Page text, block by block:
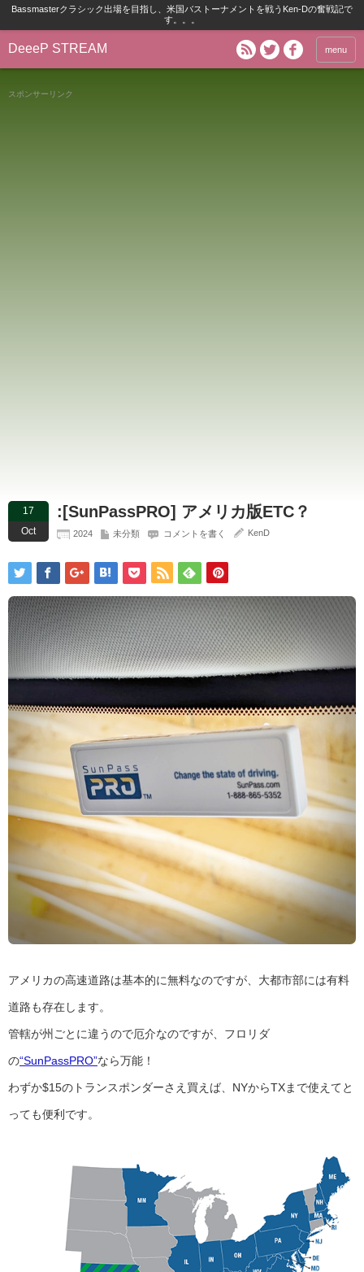
Bassmasterクラシック出場を目指し、米国バストーナメントを戦うKen-Dの奮戦記で
す。。。
DeeeP STREAM menu
スポンサーリンク
17
Oct
:[SunPassPRO] アメリカ版ETC？
2024 未分類 コメントを書く KenD
アメリカの高速道路は基本的に無料なのですが、大都市部には有料
道路も存在します。
管轄が州ごとに違うので厄介なのですが、フロリダ
の“SunPassPRO”なら万能！
わずか$15のトランスポンダーさえ買えば、NYからTXまで使えてと
っても便利です。